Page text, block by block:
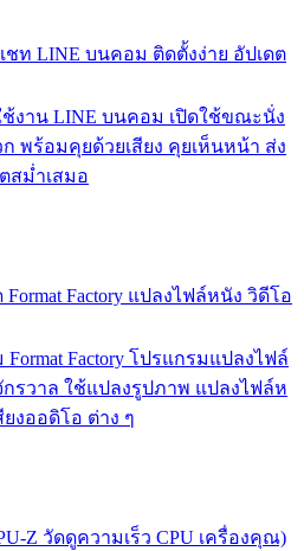
ชท LINE บนคอม ติดตั้งง่าย อัปเดต
ช้งาน LINE บนคอม เปิดใช้ขณะนั่ง
พร้อมคุยด้วยเสียง คุยเห็นหน้า ส่ง
สม่ำเสมอ
Format Factory แปลงไฟล์หนัง วิดีโอ
Factory โปรแกรมแปลงไฟล์
รวาล ใช้แปลงรูปภาพ แปลงไฟล์ห
ยงออดิโอ ต่าง ๆ
Z วัดดูความเร็ว CPU เครื่องคุณ)